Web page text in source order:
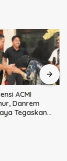
ACMI
Danrem
Tegaskan